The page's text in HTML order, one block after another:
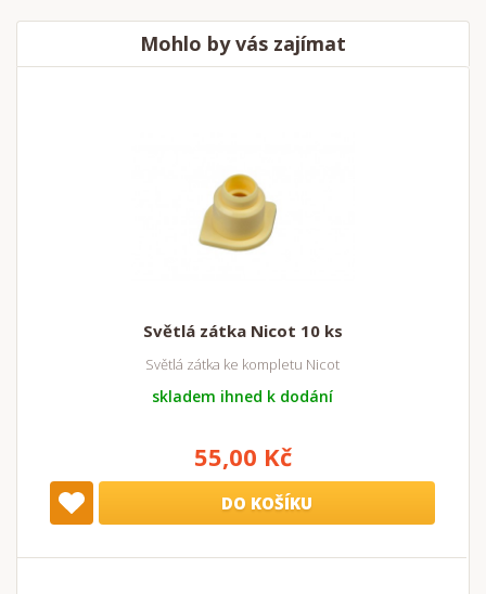
Mohlo by vás zajímat
Světlá zátka Nicot 10 ks
Světlá zátka ke kompletu Nicot
skladem ihned k dodání
55,00 Kč
DO KOŠÍKU